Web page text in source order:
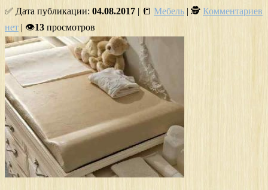
✅ Дата публикации: 04.08.2017 | 📒 Мебель | 🕵 Комментариев
нет | 👁13 просмотров